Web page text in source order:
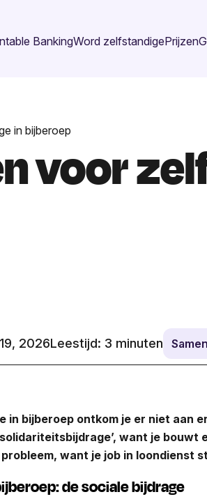
BankingWord zelfstandigePrijzen
in bijberoep
voor
2026Leestijd: 3 minuten
in bijberoep ontkom je er niet aan
want je
want je job in loondienst
de sociale bijdrage